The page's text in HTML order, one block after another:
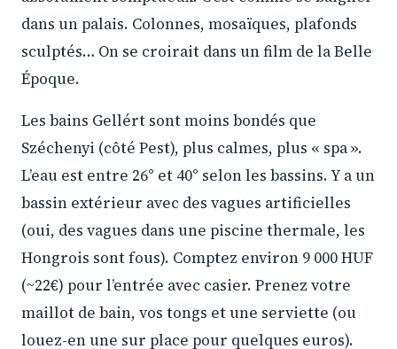
dans un palais. Colonnes, mosaïques, plafonds
sculptés… On se croirait dans un film de la Belle
Époque.
Les bains Gellért sont moins bondés que
Széchenyi (côté Pest), plus calmes, plus « spa ».
L’eau est entre 26° et 40° selon les bassins. Y a un
bassin extérieur avec des vagues artificielles
(oui, des vagues dans une piscine thermale, les
Hongrois sont fous). Comptez environ 9 000 HUF
(~22€) pour l’entrée avec casier. Prenez votre
maillot de bain, vos tongs et une serviette (ou
louez-en une sur place pour quelques euros).